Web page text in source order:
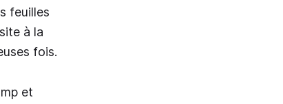
feuilles
à la
fois.
et